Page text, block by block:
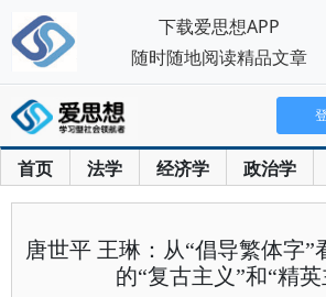
首页 法学 经济学 政治学
唐世平 王琳：从“倡导繁体字”
的“复古主义”和“精英
下载爱思想APP
随时随地阅读精品文章